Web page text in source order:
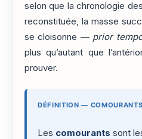
selon que la chronologie
reconstituée, la masse
se cloisonne — prior
plus qu’autant que
prouver.
DÉFINITION — COMOURANTS
Les comourants sont